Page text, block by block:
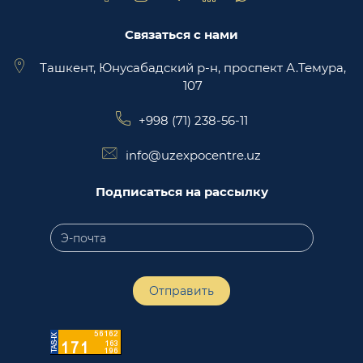
Связаться с нами
Ташкент, Юнусабадский р-н, проспект А.Темура,
107
+998 (71) 238-56-11
info@uzexpocentre.uz
Подписаться на рассылку
Отправить